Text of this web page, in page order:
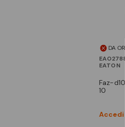
DA
EATON
faz-d10/3 int. mt 10ka 3p d
10
Accedi